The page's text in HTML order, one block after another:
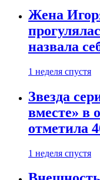
Жена
назвала
1 неделя спустя
Звезда
вместе» в
отметила
1 неделя спустя